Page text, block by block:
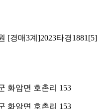
[경매3계]2023타경1881[5]
화암면 호촌리 153
화암면 호촌리 153